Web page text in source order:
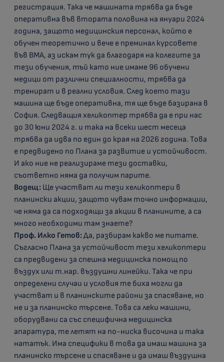
регистрация. Така че машината трябва да бъде
оперативна във втората половина на януари 2024
година, защото медицинския персонал, който е
обучен теоретично и вече е преминал курсовете
във ВМА, аз искам тук да благодаря на колегите за
тези обучения, тъй като ние имаме 96 обучени
медици от различни специалности, трябва да
тренират и в реални условия. След което тази
машина ще бъде оперативна, тя ще бъде базирана в
София. Следващия хеликоптер трябва да е при нас
до 30 юни 2024 г. и така на всеки шест месеца
трябва да идва по един до края на 2026 година. Това
е предвидено по Плана за развитие и устойчивост.
И ако ние не реализираме тези доставки,
съответно няма да получим парите.
Водещ: Ще участват ли тези хеликоптери в
планински акции, защото чувам точно информации,
че няма да са подходящи за акции в планините, а са
много необходими там знаете?
Проф. Илко Гетов:Да, разбирам какво ме питате.
Съгласно Плана за устойчивост тези хеликоптери
са предвидени за спешна медицинска помощ по
въздух или т.нар. въздушни линейки. Така че при
определени случаи и условия те биха могли да
участват и в планинските райони за спасяване, но
не и за планинско търсене. Това са леки машини,
оборудвани са със специфична медицинска
апаратура, те летят на по-ниска височина и така
нататък. Има специфики в това да имаш машина за
планинско търсене и спасяване и да имаш въздушна